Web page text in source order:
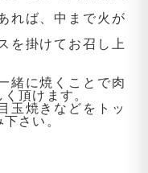
れば、中まで火が
を掛けてお召し上
緒に焼くことで肉
頂けます。
玉焼きなどをトッ
さい。